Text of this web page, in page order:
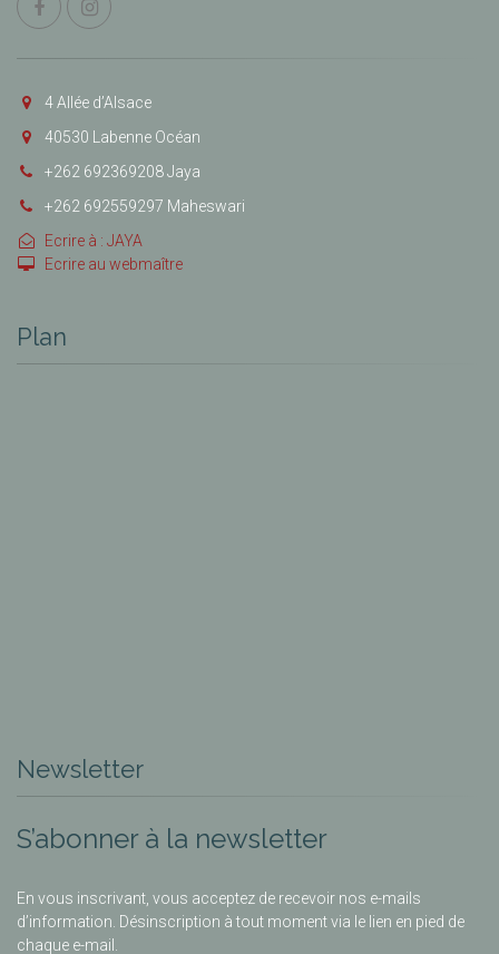
4 Allée d’Alsace
40530 Labenne Océan
+262 692369208 Jaya
+262 692559297 Maheswari
Ecrire à : JAYA
Ecrire au webmaître
Plan
Newsletter
S’abonner à la newsletter
En vous inscrivant, vous acceptez de recevoir nos e-mails
d’information. Désinscription à tout moment via le lien en pied de
chaque e-mail.